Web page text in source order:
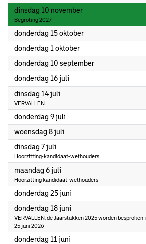
dinsdag 10 november2026
Begroting 2027
donderdag 15 oktober2026
donderdag 1 oktober2026
donderdag 10 september2026
donderdag 16 juli
dinsdag 14 juli
VERVALLEN
donderdag 9 juli
woensdag 8 juli
dinsdag 7 juli
Hoorzitting-kandidaat-wethouders
maandag 6 juli
Hoorzitting kandidaat-wethouders
donderdag 25 juni
donderdag 18 juni
VERVALLEN, de Jaarstukken 2025 worden
25 juni 2026
donderdag 11 juni